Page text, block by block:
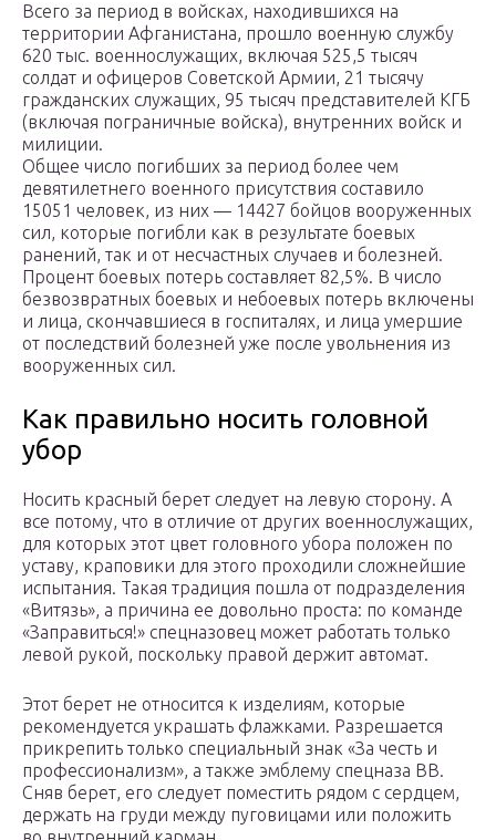
Всего за период в войсках, находившихся на
территории Афганистана, прошло военную службу
620 тыс. военнослужащих, включая 525,5 тысяч
солдат и офицеров Советской Армии, 21 тысячу
гражданских служащих, 95 тысяч представителей КГБ
(включая пограничные войска), внутренних войск и
милиции.
Общее число погибших за период более чем
девятилетнего военного присутствия составило
15051 человек, из них — 14427 бойцов вооруженных
сил, которые погибли как в результате боевых
ранений, так и от несчастных случаев и болезней.
Процент боевых потерь составляет 82,5%. В число
безвозвратных боевых и небоевых потерь включены
и лица, скончавшиеся в госпиталях, и лица умершие
от последствий болезней уже после увольнения из
вооруженных сил.
Как правильно носить головной
убор
Носить красный берет следует на левую сторону. А
все потому, что в отличие от других военнослужащих,
для которых этот цвет головного убора положен по
уставу, краповики для этого проходили сложнейшие
испытания. Такая традиция пошла от подразделения
«Витязь», а причина ее довольно проста: по команде
«Заправиться!» спецназовец может работать только
левой рукой, поскольку правой держит автомат.
Этот берет не относится к изделиям, которые
рекомендуется украшать флажками. Разрешается
прикрепить только специальный знак «За честь и
профессионализм», а также эмблему спецназа ВВ.
Сняв берет, его следует поместить рядом с сердцем,
держать на груди между пуговицами или положить